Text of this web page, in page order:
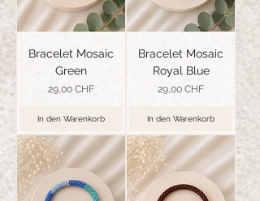
Bracelet Mosaic
Green
Preis
29,00 CHF
In den Warenkorb
Bracelet Mosaic
Royal Blue
Preis
29,00 CHF
In den Warenkorb